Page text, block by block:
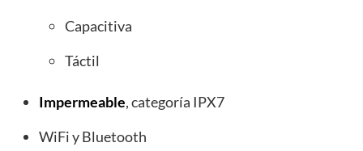
Capacitiva
Táctil
Impermeable, categoría IPX7
WiFi y Bluetooth